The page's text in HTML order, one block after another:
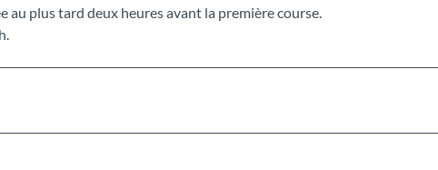
plus tard deux heures avant la première course.